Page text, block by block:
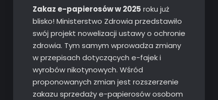
Zakaz e-papierosów w 2025 roku już
blisko! Ministerstwo Zdrowia przedstawiło
swój projekt nowelizacji ustawy o ochronie
zdrowia. Tym samym wprowadza zmiany
w przepisach dotyczących e-fajek i
wyrobów nikotynowych. Wśród
proponowanych zmian jest rozszerzenie
zakazu sprzedaży e-papierosów osobom